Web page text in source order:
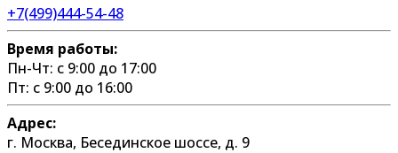
+7(499)444-54-48
Время работы:
Пн-Чт: с 9:00 до 17:00
Пт: с 9:00 до 16:00
Адрес:
г. Москва, Бесединское шоссе, д. 9